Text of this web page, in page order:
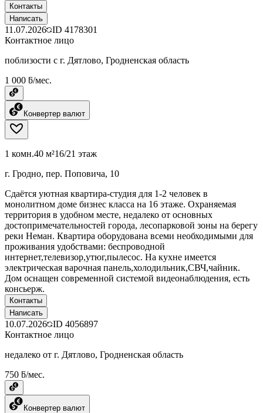
Контакты
Написать
11.07.2026 ID 4178301
Контактное лицо
поблизости с г. Дятлово, Гродненская область
1 000 ƃ/мес.
Конвертер валют
1 комн.40 м²16/21 этаж
г. Гродно, пер. Поповича, 10
Сдаётся уютная квартира-студия для 1-2 человек в
монолитном доме бизнес класса на 16 этаже. Охраняемая
территория в удобном месте, недалеко от основных
достопримечательностей города, лесопарковой зоны на берегу
реки Неман. Квартира оборудована всеми необходимыми для
проживания удобствами: беспроводной
интернет,телевизор,утюг,пылесос. На кухне имеется
электрическая варочная панель,холодильник,СВЧ,чайник.
Дом оснащен современной системой видеонаблюдения, есть
консьерж.
Контакты
Написать
10.07.2026 ID 4056897
Контактное лицо
недалеко от г. Дятлово, Гродненская область
750 ƃ/мес.
Конвертер валют